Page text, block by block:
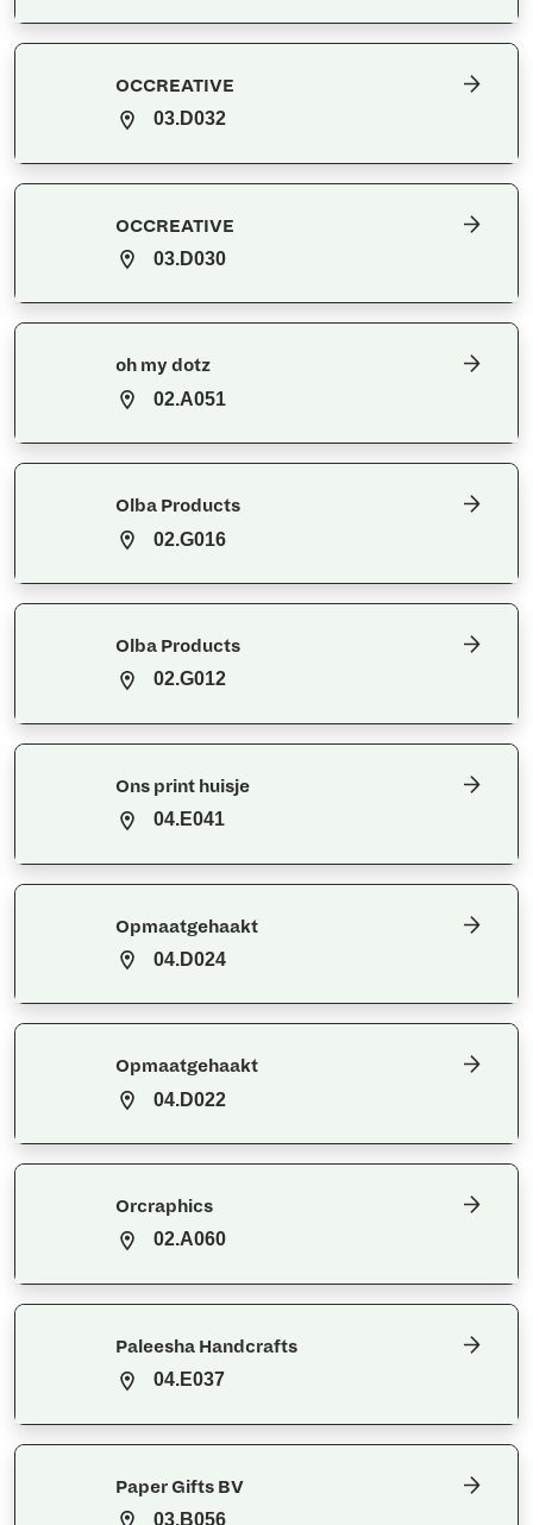
OCCREATIVE
03.D032
OCCREATIVE
03.D030
oh my dotz
02.A051
Olba Products
02.G016
Olba Products
02.G012
Ons print huisje
04.E041
Opmaatgehaakt
04.D024
Opmaatgehaakt
04.D022
Orcraphics
02.A060
Paleesha Handcrafts
04.E037
Paper Gifts BV
03.B056